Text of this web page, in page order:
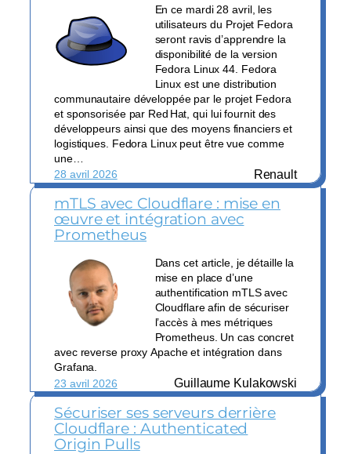
En ce mardi 28 avril, les
utilisateurs du Projet Fedora
seront ravis d’apprendre la
disponibilité de la version
Fedora Linux 44. Fedora
Linux est une distribution
communautaire développée par le projet Fedora
et sponsorisée par Red Hat, qui lui fournit des
développeurs ainsi que des moyens financiers et
logistiques. Fedora Linux peut être vue comme
une…
28 avril 2026
Renault
mTLS avec Cloudflare : mise en
œuvre et intégration avec
Prometheus
Dans cet article, je détaille la
mise en place d’une
authentification mTLS avec
Cloudflare afin de sécuriser
l’accès à mes métriques
Prometheus. Un cas concret
avec reverse proxy Apache et intégration dans
Grafana.
23 avril 2026
Guillaume Kulakowski
Sécuriser ses serveurs derrière
Cloudflare : Authenticated
Origin Pulls